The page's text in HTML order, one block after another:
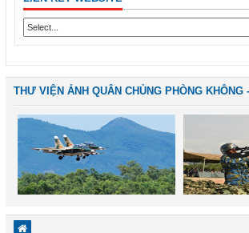
THƯ VIỆN ẢNH QUÂN CHỦNG PHÒNG KHÔNG